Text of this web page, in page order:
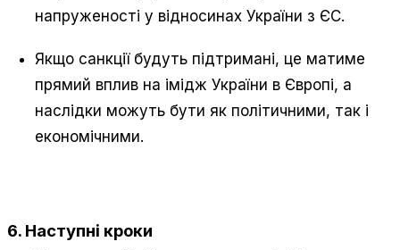
напруженості у відносинах України з ЄС.
Якщо санкції будуть підтримані, це матиме
прямий вплив на імідж України в Європі, а
наслідки можуть бути як політичними, так і
економічними.
6. Наступні кроки